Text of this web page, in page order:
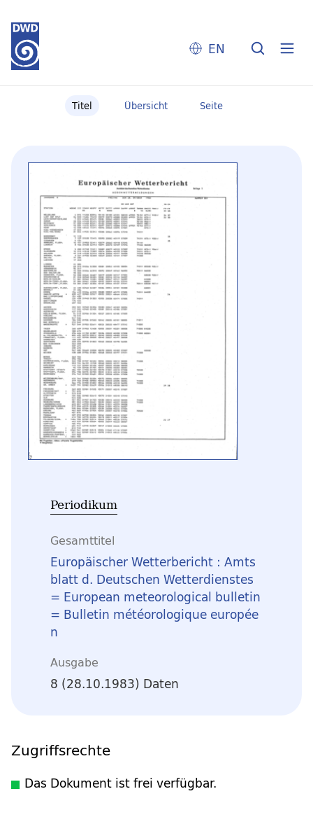
EN
Titel Übersicht Seite
Periodikum
Gesamttitel
Europäischer Wetterbericht : Amts
blatt d. Deutschen Wetterdienstes
= European meteorological bulletin
= Bulletin météorologique europée
n
Ausgabe
8 (28.10.1983) Daten
Zugriffsrechte
Das Dokument ist frei verfügbar.